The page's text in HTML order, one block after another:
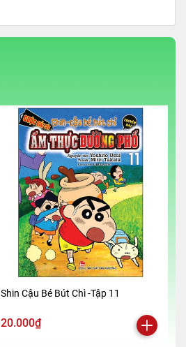
Shin Cậu Bé Bút Chì -Tập 11
20.000₫